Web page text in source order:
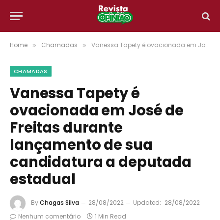
Home » Chamadas » Vanessa Tapety é ovacionada em José de Freitas durante lançamento de sua candidatura a deputada estadual
CHAMADAS
Vanessa Tapety é
ovacionada em José de
Freitas durante
lançamento de sua
candidatura a deputada
estadual
ByChagas Silva 28/08/2022 Updated: 28/08/2022
Nenhum comentário
1 Min Read